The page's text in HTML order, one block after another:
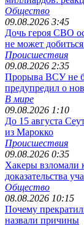
Общество
09.08.2026 3:45
Дочь героя СВО
не может
Происшествия
09.08.2026 2:35
Прорыва ВСУ не
предупредил о
В мире
09.08.2026 1:10
До 15 августа
из Марокко
Происшествия
09.08.2026 0:35
Хакеры
доказательства
Общество
08.08.2026 10:15
Почему
назвали причины